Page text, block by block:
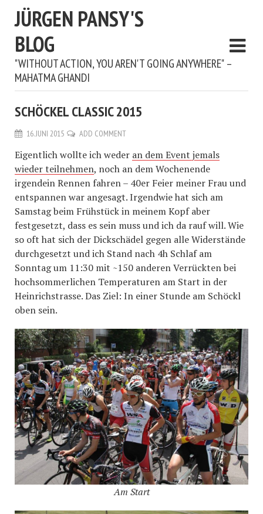
JÜRGEN PANSY'S
BLOG
"WITHOUT ACTION, YOU AREN'T GOING ANYWHERE" –
MAHATMA GHANDI
SCHÖCKEL CLASSIC 2015
16. JUNI 2015 ADD COMMENT
Eigentlich wollte ich weder an dem Event jemals
wieder teilnehmen, noch an dem Wochenende
irgendein Rennen fahren – 40er Feier meiner Frau und
entspannen war angesagt. Irgendwie hat sich am
Samstag beim Frühstück in meinem Kopf aber
festgesetzt, dass es sein muss und ich da rauf will. Wie
so oft hat sich der Dickschädel gegen alle Widerstände
durchgesetzt und ich Stand nach 4h Schlaf am
Sonntag um 11:30 mit ~150 anderen Verrückten bei
hochsommerlichen Temperaturen am Start in der
Heinrichstrasse. Das Ziel: In einer Stunde am Schöckl
oben sein.
Am Start